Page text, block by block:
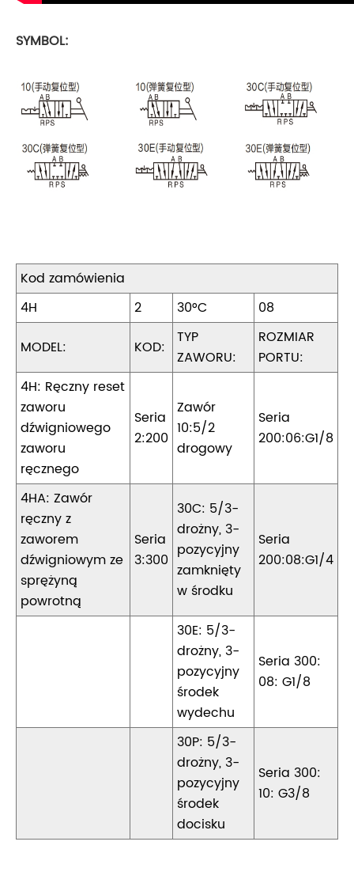
SYMBOL:
Kod zamówienia
4H
2 30°C
08
MODEL:
KOD:
TYP
ZAWORU:
ROZMIAR
PORTU:
4H: Ręczny reset
zaworu
dźwigniowego
zaworu
ręcznego
Seria
2:200
Zawór
10:5/2
drogowy
Seria
200:06:G1/8
4HA: Zawór
ręczny z
zaworem
dźwigniowym ze
sprężyną
powrotną
Seria
3:300
30C: 5/3-
drożny, 3-
pozycyjny
zamknięty
w środku
Seria
200:08:G1/4
30E: 5/3-
drożny, 3-
pozycyjny
środek
wydechu
Seria 300:
08: G1/8
30P: 5/3-
drożny, 3-
pozycyjny
środek
docisku
Seria 300:
10: G3/8